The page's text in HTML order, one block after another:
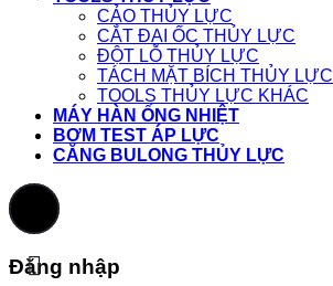
CẢO THỦY LỰC
CẮT ĐAI ỐC THỦY LỰC
ĐỘT LỖ THỦY LỰC
TÁCH MẶT BÍCH THỦY LỰC
TOOLS THỦY LỰC KHÁC
MÁY HÀN ỐNG NHIỆT
BƠM TEST ÁP LỰC
CĂNG BULONG THỦY LỰC
Đăng nhập